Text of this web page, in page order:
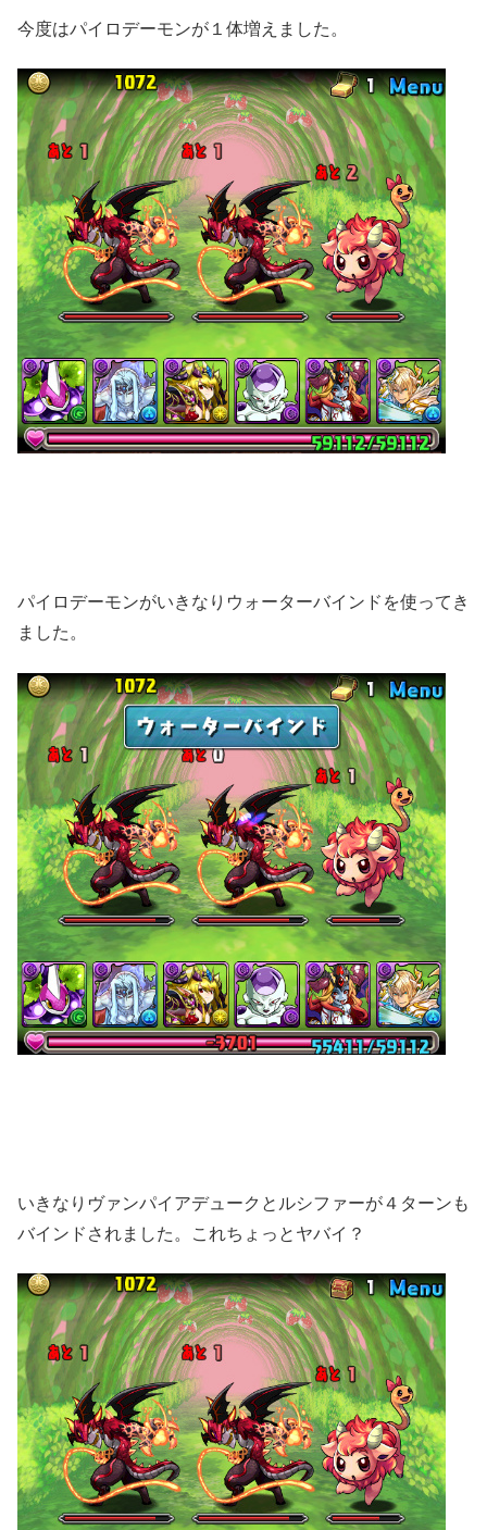
今度はパイロデーモンが１体増えました。
パイロデーモンがいきなりウォーターバインドを使ってき
ました。
いきなりヴァンパイアデュークとルシファーが４ターンも
バインドされました。これちょっとヤバイ？